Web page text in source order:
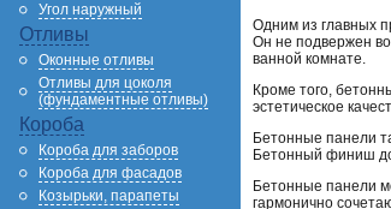
Угол наружный
Отливы
Оконные отливы
Отливы для цоколя
(фундаментные отливы)
Короба
Короба для заборов
Короба для фасадов
Козырьки, парапеты
Одним из главных
Он не подвержен
ванной комнате.
Кроме того,
эстетическое
Бетонные панели
Бетонный финиш
Бетонные панели
гармонично